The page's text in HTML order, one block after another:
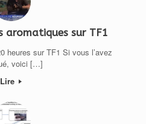
aromatiques sur TF1
heures sur TF1 Si vous l’avez
voici […]
Lire